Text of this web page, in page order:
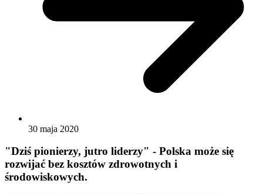
30 maja 2020
"Dziś pionierzy, jutro liderzy" - Polska może się
rozwijać bez kosztów zdrowotnych i
środowiskowych.